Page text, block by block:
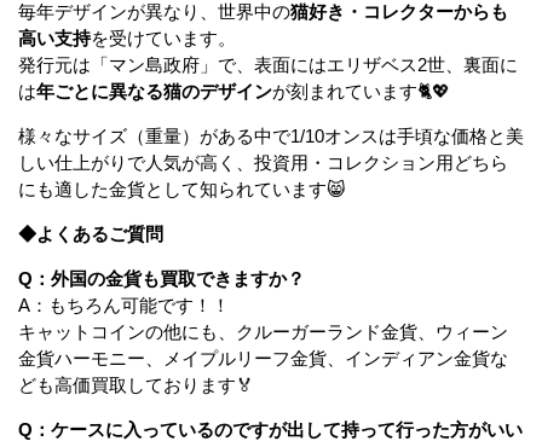
毎年デザインが異なり、世界中の猫好き・コレクターからも
高い支持を受けています。
発行元は「マン島政府」で、表面にはエリザベス2世、裏面に
は年ごとに異なる猫のデザインが刻まれています🐈💖
様々なサイズ（重量）がある中で1/10オンスは手頃な価格と美
しい仕上がりで人気が高く、投資用・コレクション用どちら
にも適した金貨として知られています😸
◆よくあるご質問
Q：外国の金貨も買取できますか？
A：もちろん可能です！！
キャットコインの他にも、クルーガーランド金貨、ウィーン
金貨ハーモニー、メイプルリーフ金貨、インディアン金貨な
ども高価買取しております🏅
Q：ケースに入っているのですが出して持って行った方がいい